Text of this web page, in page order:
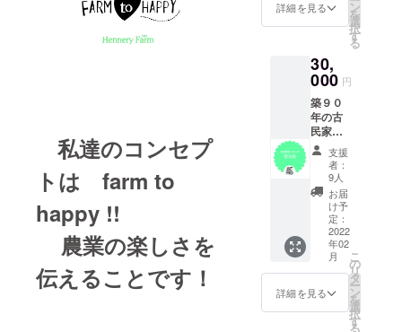
私達のコンセプ
トは farm to
happy !!
農業の楽しさを
伝えることです！
ズは
ネイ
ビー、
ブラッ
ク、ホ
ワイト
ご指定
できる
のはサ
イズの
みとな
りま
す。＊
１枚ず
つ手刷
りの
為、印
刷ムラ
のプロ
ジェク
トの新
設の
オープ
ニング
パー
ティー
への 招
待状！
オープ
ン前に
施設の
見学と
地元食
材を
使った
お惣菜
の試食
ができ
詳細を見る ン
を
選
択
す
る
30,
000 円
築９０
年の古
民家で
の一棟
貸 宿泊
2名様分
/ 追加料
金にて
人数変
更でき
ます。
場
所：銚
子市猿
田町
宿泊規
支援
者：
9人
お届
け予
定：
2022
年02
月
詳細を見る
こ
の
リ
タ
ー
ン
を
選
択
す
る